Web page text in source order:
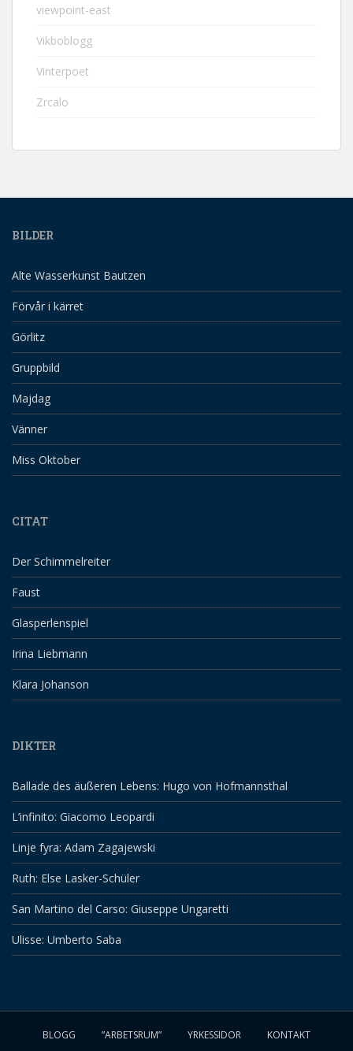
viewpoint-east
Vikboblogg
Vinterpoet
Zrcalo
BILDER
Alte Wasserkunst Bautzen
Förvår i kärret
Görlitz
Gruppbild
Majdag
Vänner
Miss Oktober
CITAT
Der Schimmelreiter
Faust
Glasperlenspiel
Irina Liebmann
Klara Johanson
DIKTER
Ballade des äußeren Lebens: Hugo von Hofmannsthal
L’infinito: Giacomo Leopardi
Linje fyra: Adam Zagajewski
Ruth: Else Lasker-Schüler
San Martino del Carso: Giuseppe Ungaretti
Ulisse: Umberto Saba
BLOGG ”ARBETSRUM” YRKESSIDOR KONTAKT